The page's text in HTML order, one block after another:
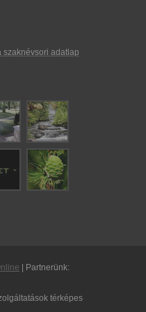
szaknévsori adatlap
| Partnerünk:
térképes